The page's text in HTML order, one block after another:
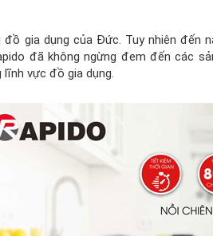
gia dụng của Đức. Tuy nhiên đến
đã không ngừng đem đến các
vực đồ gia dụng.